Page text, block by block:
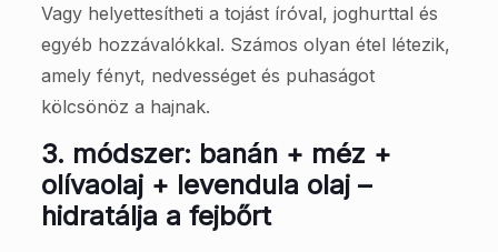
Vagy helyettesítheti a tojást íróval, joghurttal és
egyéb hozzávalókkal. Számos olyan étel létezik,
amely fényt, nedvességet és puhaságot
kölcsönöz a hajnak.
3. módszer: banán + méz +
olívaolaj + levendula olaj –
hidratálja a fejbőrt